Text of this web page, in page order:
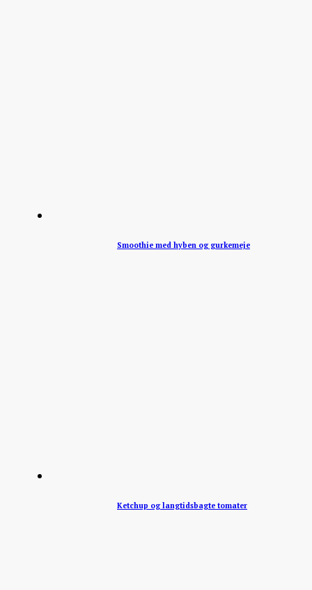
Smoothie med hyben og gurkemeje
Ketchup og langtidsbagte tomater